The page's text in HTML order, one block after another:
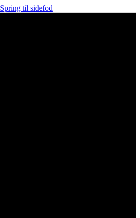
Spring til sidefod